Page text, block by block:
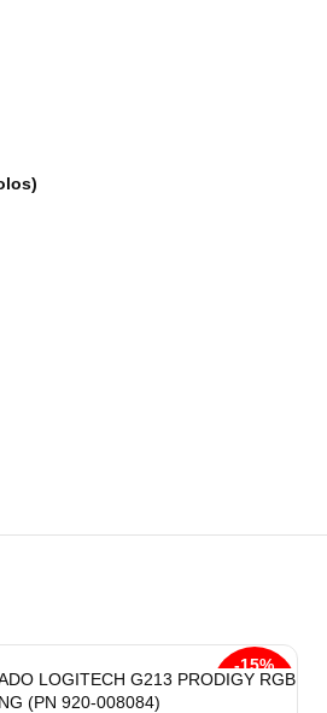
-15%
LOGITECH G213 PRODIGY RGB
(PN 920-008084)